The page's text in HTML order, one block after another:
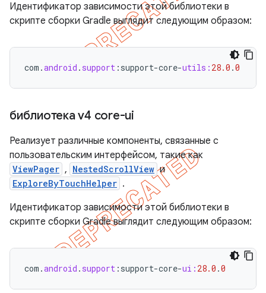
Идентификатор зависимости этой библиотеки в
скрипте сборки Gradle выглядит следующим образом:
com .android . support : support-core-utils: 28.0 .0
библиотека v4 core-ui
Реализует различные компоненты, связанные с
пользовательским интерфейсом, такие как
ViewPager , NestedScrollView и
ExploreByTouchHelper .
Идентификатор зависимости этой библиотеки в
скрипте сборки Gradle выглядит следующим образом:
com .android . support : support-core-ui: 28.0 .0